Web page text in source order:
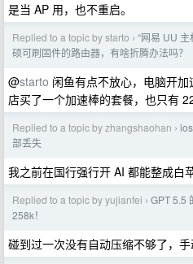
是当 AP 用，也不重启。
Replied to a topic by starto › “网易 UU
硕可刷固件的路由器，有啥折腾办法吗？
@starto 闲鱼有点不放心，电脑开
店买了一个加速棒的套餐，也只有
Replied to a topic by zhangshaohan ›
部丢失
我之前在国行强行开 AI 都能整成白
Replied to a topic by yujianfei › GPT 5.5
258k！
碰到过一次没有自动压缩不够了，手